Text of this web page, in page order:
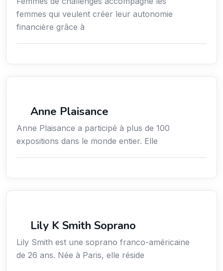
femmes qui veulent créer leur autonomie
financière grâce à
Anne Plaisance
Anne Plaisance a participé à plus de 100
expositions dans le monde entier. Elle
Lily K Smith Soprano
Lily Smith est une soprano franco-américaine
de 26 ans. Née à Paris, elle réside